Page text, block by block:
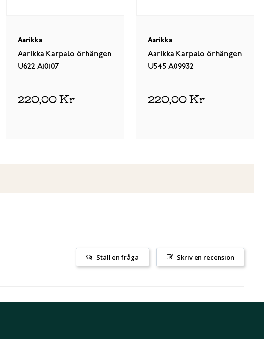
Aarikka
Aarikka Karpalo örhängen
U622 A10107
220,00 Kr
Aarikka
Aarikka Karpalo örhängen
U545 A09932
220,00 Kr
Skriv en recension
Ställ en fråga